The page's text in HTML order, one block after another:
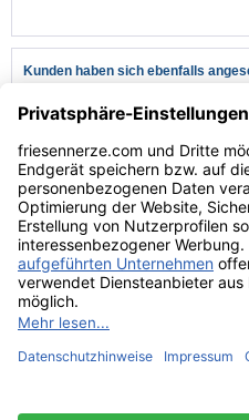
Kunden haben sich ebenfalls
Kundenservice
Hilfe & Infos
Rechtliches
* Alle Preise verstehen sich inkl.
** Niedrigster Gesamtpreis der